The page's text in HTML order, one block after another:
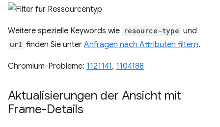
Weitere spezielle Keywords wie resource-type und
url finden Sie unter Anfragen nach Attributen filtern.
Chromium-Probleme: 1121141, 1104188
Aktualisierungen der Ansicht mit
Frame-Details